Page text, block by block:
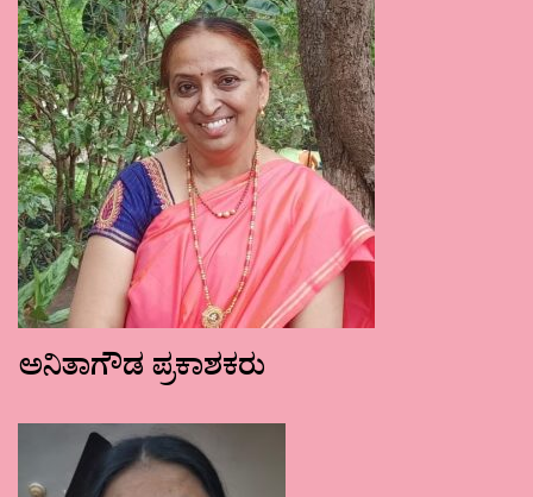
ಅನಿತಾಗೌಡ ಪ್ರಕಾಶಕರು